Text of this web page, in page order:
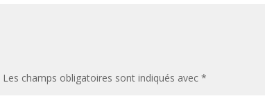
Les champs obligatoires sont indiqués avec *